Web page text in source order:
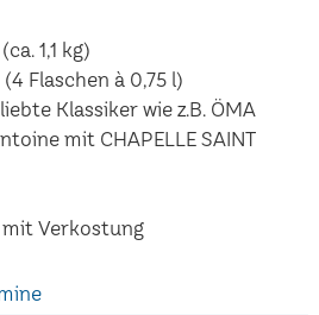
1,1 kg)
Flaschen à 0,75 l)
Klassiker wie z.B. ÖMA
mit CHAPELLE SAINT
mit Verkostung